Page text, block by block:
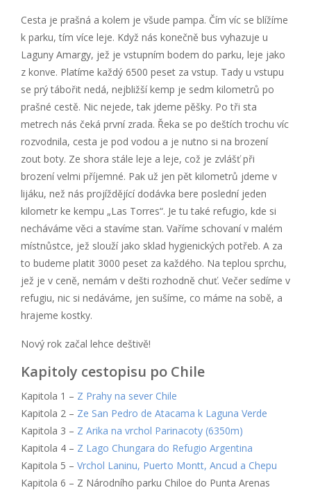
Cesta je prašná a kolem je všude pampa. Čím víc se blížíme
k parku, tím více leje. Když nás konečně bus vyhazuje u
Laguny Amargy, jež je vstupním bodem do parku, leje jako
z konve. Platíme každý 6500 peset za vstup. Tady u vstupu
se prý tábořit nedá, nejbližší kemp je sedm kilometrů po
prašné cestě. Nic nejede, tak jdeme pěšky. Po tři sta
metrech nás čeká první zrada. Řeka se po deštích trochu víc
rozvodnila, cesta je pod vodou a je nutno si na brození
zout boty. Ze shora stále leje a leje, což je zvlášť při
brození velmi příjemné. Pak už jen pět kilometrů jdeme v
lijáku, než nás projíždějící dodávka bere poslední jeden
kilometr ke kempu „Las Torres“. Je tu také refugio, kde si
necháváme věci a stavíme stan. Vaříme schovaní v malém
místnůstce, jež slouží jako sklad hygienických potřeb. A za
to budeme platit 3000 peset za každého. Na teplou sprchu,
jež je v ceně, nemám v dešti rozhodně chuť. Večer sedíme v
refugiu, nic si nedáváme, jen sušíme, co máme na sobě, a
hrajeme kostky.
Nový rok začal lehce deštivě!
Kapitoly cestopisu po Chile
Kapitola 1 – Z Prahy na sever Chile
Kapitola 2 – Ze San Pedro de Atacama k Laguna Verde
Kapitola 3 – Z Arika na vrchol Parinacoty (6350m)
Kapitola 4 – Z Lago Chungara do Refugio Argentina
Kapitola 5 – Vrchol Laninu, Puerto Montt, Ancud a Chepu
Kapitola 6 – Z Národního parku Chiloe do Punta Arenas